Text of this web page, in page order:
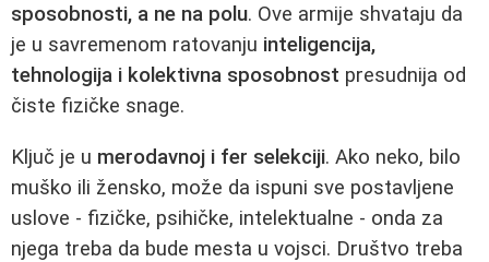
sposobnosti, a ne na polu. Ove armije shvataju da
je u savremenom ratovanju inteligencija,
tehnologija i kolektivna sposobnost presudnija od
čiste fizičke snage.
Ključ je u merodavnoj i fer selekciji. Ako neko, bilo
muško ili žensko, može da ispuni sve postavljene
uslove - fizičke, psihičke, intelektualne - onda za
njega treba da bude mesta u vojsci. Društvo treba